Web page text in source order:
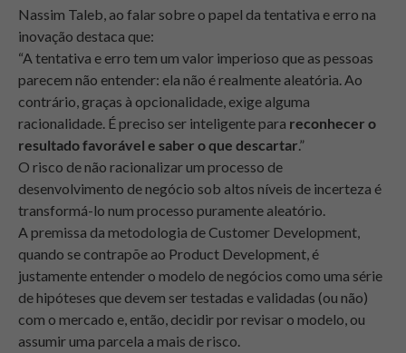
Nassim Taleb, ao falar sobre o papel da tentativa e erro na
inovação destaca que:
“A tentativa e erro tem um valor imperioso que as pessoas
parecem não entender: ela não é realmente aleatória. Ao
contrário, graças à opcionalidade, exige alguma
racionalidade. É preciso ser inteligente para reconhecer o
resultado favorável e saber o que descartar.”
O risco de não racionalizar um processo de
desenvolvimento de negócio sob altos níveis de incerteza é
transformá-lo num processo puramente aleatório.
A premissa da metodologia de Customer Development,
quando se contrapõe ao Product Development, é
justamente entender o modelo de negócios como uma série
de hipóteses que devem ser testadas e validadas (ou não)
com o mercado e, então, decidir por revisar o modelo, ou
assumir uma parcela a mais de risco.